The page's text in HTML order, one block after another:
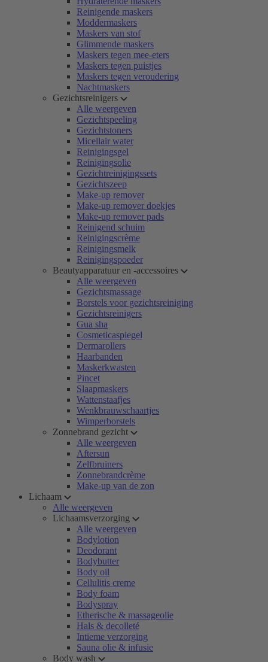
Reinigende maskers
Moddermaskers
Maskers van stof
Glimmende maskers
Maskers tegen mee-eters
Maskers tegen puistjes
Maskers tegen veroudering
Nachtmaskers
Gezichtsreinigers
Alle weergeven
Gezichtspeeling
Gezichtstoners
Micellair water
Reinigingsgel
Reinigingsolie
Gezichtreinigingssets
Gezichtszeep
Make-up remover
Make-up remover doekjes
Make-up remover pads
Reinigend schuim
Reinigingscrème
Reinigingsmelk
Reinigingspoeder
Beautyapparatuur en -accessoires
Alle weergeven
Gezichtsmassage
Borstels voor gezichtsreiniging
Gezichtsreinigers
Gua sha
Cosmeticaspiegel
Dermarollers
Haarbanden
Maskerkwasten
Pincet
Slaapmaskers
Wattenstaafjes
Wenkbrauwschaartjes
Wimperborstels
Zonnebrand gezicht
Alle weergeven
Aftersun
Zelfbruiners
Zonnebrandcrème
Make-up van de zon
Lichaam
Alle weergeven
Lichaamsverzorging
Alle weergeven
Bodylotion
Deodorant
Bodybutter
Body oil
Cellulitis creme
Body foam
Bodyspray
Etherische & massageolie
Hals & decolleté
Intieme verzorging
Sauna olie & infusie
Body wash